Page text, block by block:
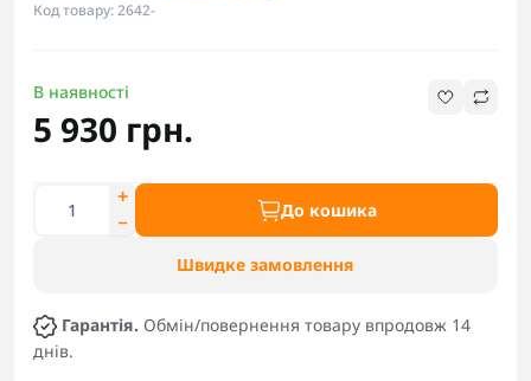
Код товару: 2642-
В наявності
5 930 грн.
До кошика
Швидке замовлення
Гарантія. Обмін/повернення товару впродовж 14
днів.